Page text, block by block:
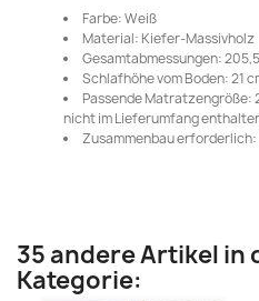
Farbe: Weiß
Material: Kiefer-Massivholz
Gesamtabmessungen:
Schlafhöhe vom Boden: 21
Passende Matratzengröße:
nicht im Lieferumfang
Zusammenbau erforderlich:
35 andere Artikel in
Kategorie: